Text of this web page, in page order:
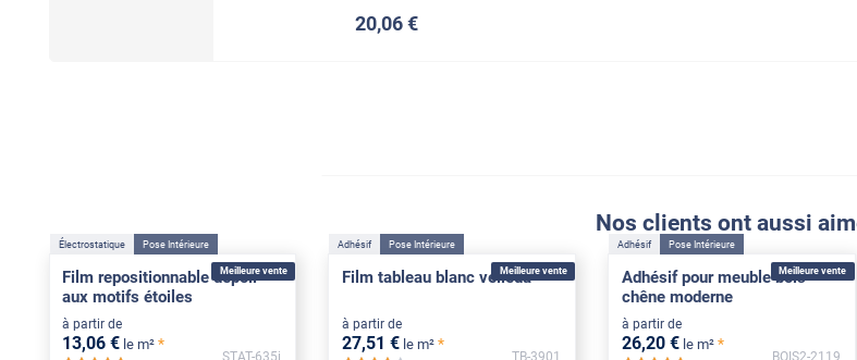
20,06 €
Nos clients ont aussi
Meilleure vente
Électrostatique Pose Intérieure
Film repositionnable dépoli
aux motifs étoiles
à partir de
13,06 € le m² *
STAT-635i
Meilleure vente
Adhésif Pose Intérieure
Film tableau blanc velleda
à partir de
27,51 € le m² *
TB-3901
Meilleure vente
Adhésif Pose Intérieure
Adhésif pour meuble bois
chêne moderne
à partir de
26,20 € le m² *
BOIS2-2119